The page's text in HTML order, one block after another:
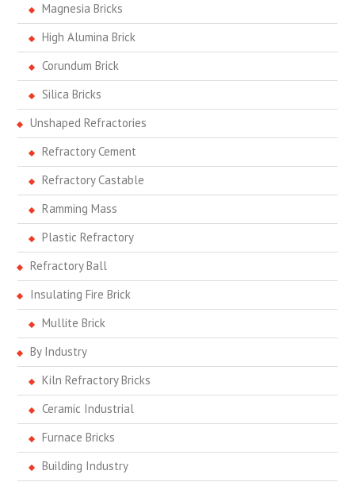
Magnesia Bricks
High Alumina Brick
Corundum Brick
Silica Bricks
Unshaped Refractories
Refractory Cement
Refractory Castable
Ramming Mass
Plastic Refractory
Refractory Ball
Insulating Fire Brick
Mullite Brick
By Industry
Kiln Refractory Bricks
Ceramic Industrial
Furnace Bricks
Building Industry